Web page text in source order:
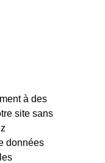
à des
site sans
données